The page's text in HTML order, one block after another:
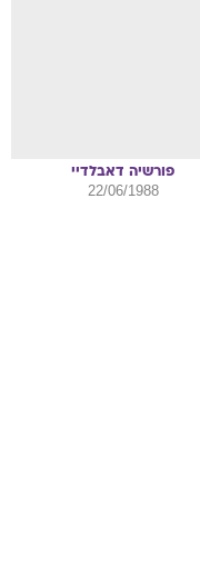
פורשיה דאבלדיי
22/06/1988